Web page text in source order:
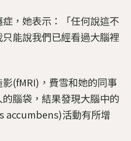
，她表示：「任何說這不
能說我們已經看過大腦裡
(fMRI)，費雪和她的同事
腦袋，結果發現大腦中的
accumbens)活動有所增